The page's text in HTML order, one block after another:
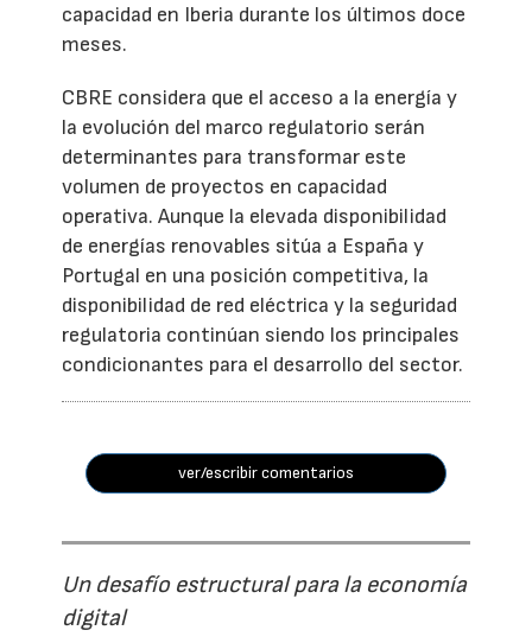
capacidad en Iberia durante los últimos doce
meses.
CBRE considera que el acceso a la energía y
la evolución del marco regulatorio serán
determinantes para transformar este
volumen de proyectos en capacidad
operativa. Aunque la elevada disponibilidad
de energías renovables sitúa a España y
Portugal en una posición competitiva, la
disponibilidad de red eléctrica y la seguridad
regulatoria continúan siendo los principales
condicionantes para el desarrollo del sector.
ver/escribir comentarios
Un desafío estructural para la economía
digital